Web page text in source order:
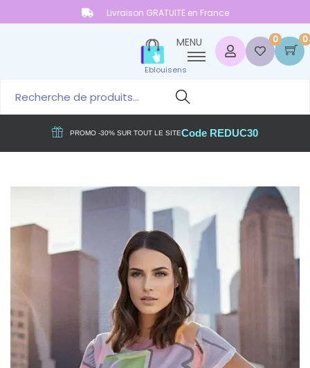
Livraison GRATUITE en France
0
0
MENU
Eblouisens
Reche
rche
PROMO -30% SUR TOUT LE SITECode REDUC30